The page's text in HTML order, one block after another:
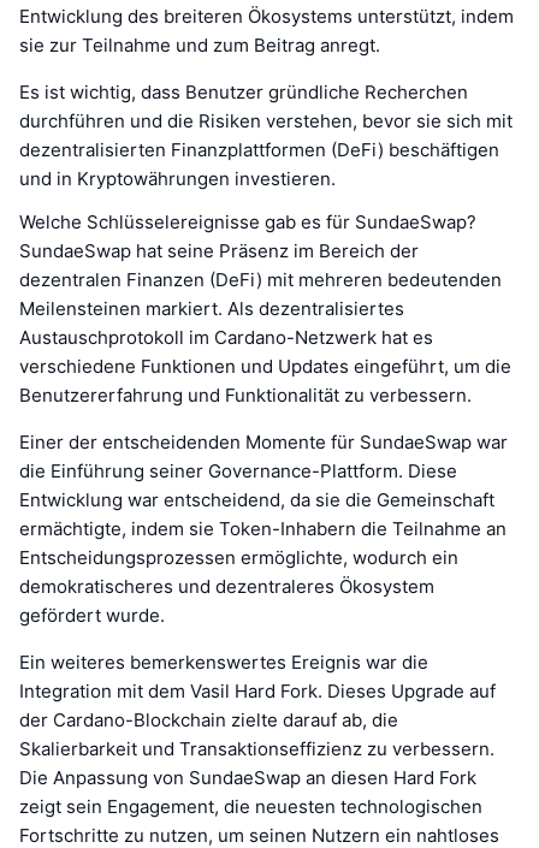
Entwicklung des breiteren Ökosystems unterstützt, indem
sie zur Teilnahme und zum Beitrag anregt.
Es ist wichtig, dass Benutzer gründliche Recherchen
durchführen und die Risiken verstehen, bevor sie sich mit
dezentralisierten Finanzplattformen (DeFi) beschäftigen
und in Kryptowährungen investieren.
Welche Schlüsselereignisse gab es für SundaeSwap?
SundaeSwap hat seine Präsenz im Bereich der
dezentralen Finanzen (DeFi) mit mehreren bedeutenden
Meilensteinen markiert. Als dezentralisiertes
Austauschprotokoll im Cardano-Netzwerk hat es
verschiedene Funktionen und Updates eingeführt, um die
Benutzererfahrung und Funktionalität zu verbessern.
Einer der entscheidenden Momente für SundaeSwap war
die Einführung seiner Governance-Plattform. Diese
Entwicklung war entscheidend, da sie die Gemeinschaft
ermächtigte, indem sie Token-Inhabern die Teilnahme an
Entscheidungsprozessen ermöglichte, wodurch ein
demokratischeres und dezentraleres Ökosystem
gefördert wurde.
Ein weiteres bemerkenswertes Ereignis war die
Integration mit dem Vasil Hard Fork. Dieses Upgrade auf
der Cardano-Blockchain zielte darauf ab, die
Skalierbarkeit und Transaktionseffizienz zu verbessern.
Die Anpassung von SundaeSwap an diesen Hard Fork
zeigt sein Engagement, die neuesten technologischen
Fortschritte zu nutzen, um seinen Nutzern ein nahtloses